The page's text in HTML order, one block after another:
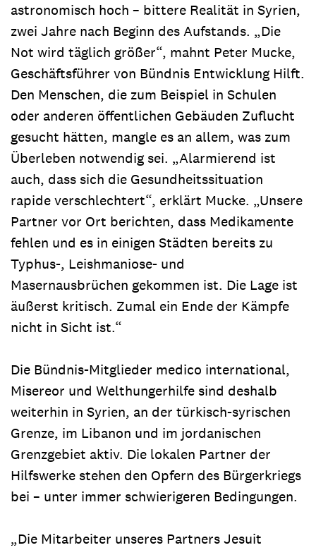
astronomisch hoch – bittere Realität in Syrien,
zwei Jahre nach Beginn des Aufstands. „Die
Not wird täglich größer“, mahnt Peter Mucke,
Geschäftsführer von Bündnis Entwicklung Hilft.
Den Menschen, die zum Beispiel in Schulen
oder anderen öffentlichen Gebäuden Zuflucht
gesucht hätten, mangle es an allem, was zum
Überleben notwendig sei. „Alarmierend ist
auch, dass sich die Gesundheitssituation
rapide verschlechtert“, erklärt Mucke. „Unsere
Partner vor Ort berichten, dass Medikamente
fehlen und es in einigen Städten bereits zu
Typhus-, Leishmaniose- und
Masernausbrüchen gekommen ist. Die Lage ist
äußerst kritisch. Zumal ein Ende der Kämpfe
nicht in Sicht ist.“
Die Bündnis-Mitglieder medico international,
Misereor und Welthungerhilfe sind deshalb
weiterhin in Syrien, an der türkisch-syrischen
Grenze, im Libanon und im jordanischen
Grenzgebiet aktiv. Die lokalen Partner der
Hilfswerke stehen den Opfern des Bürgerkriegs
bei – unter immer schwierigeren Bedingungen.
„Die Mitarbeiter unseres Partners Jesuit